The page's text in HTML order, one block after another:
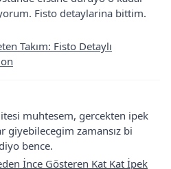
Fisto detaylarina bittim.
Takım: Fisto Detaylı
muhtesem, gercekten ipek
giyebilecegim zamansız bi
bence.
İnce Gösteren Kat Kat İpek